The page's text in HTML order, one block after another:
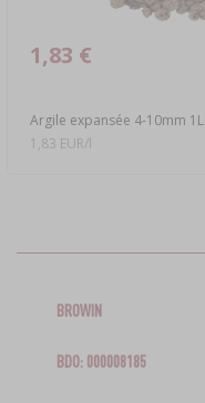
Argile expansée 4-10mm 1L
1,83 €
1,83 EUR/l
BROWIN
BDO: 000008185